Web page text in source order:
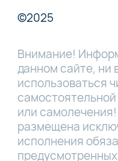
©2025
Внимание!
данном сайте, ни
использоваться
или
размещена
исполнения